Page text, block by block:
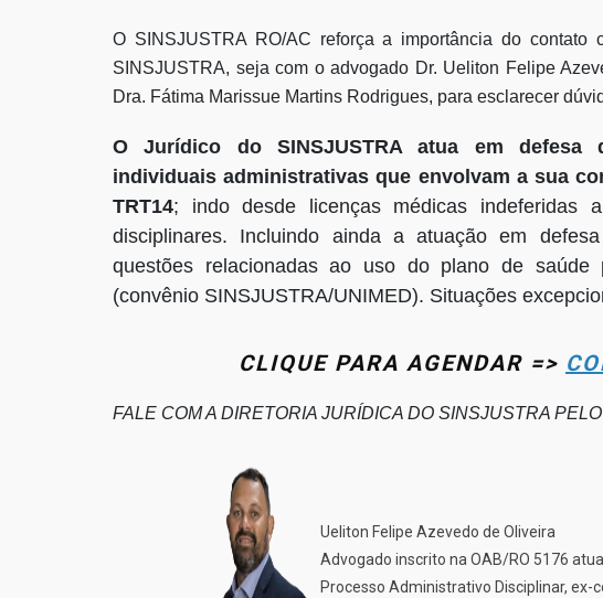
O SINSJUSTRA RO/AC reforça a importância do
SINSJUSTRA, seja com o advogado Dr. Ueliton Felipe
Dra. Fátima Marissue Martins Rodrigues, para esclarecer
O Jurídico do SINSJUSTRA atua em defesa
individuais administrativas que envolvam a sua
TRT14; indo desde licenças médicas indeferidas
disciplinares. Incluindo ainda a atuação em
questões relacionadas ao uso do plano de saúde
(convênio SINSJUSTRA/UNIMED). Situações
CLIQUE PARA AGENDAR =>
FALE COM A DIRETORIA JURÍDICA DO SINSJUSTRA
Ueliton Felipe Azevedo de Oliveira
Advogado inscrito na OAB/RO 5176
Processo Administrativo Disciplinar, ex-